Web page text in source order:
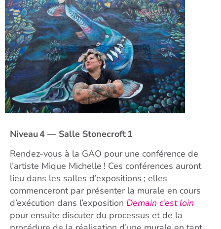
Niveau4 — Salle Stonecroft 1
Rendez-vous à la GAO pour une conférence de
l’artiste Mique Michelle ! Ces conférences auront
lieu dans les salles d’expositions ; elles
commenceront par présenter la murale en cours
d’exécution dans l’exposition Demain c’est loin
pour ensuite discuter du processus et de la